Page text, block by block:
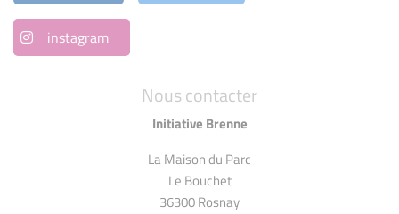
Nous contacter
Initiative Brenne
La Maison du Parc
Le Bouchet
36300 Rosnay
instagram